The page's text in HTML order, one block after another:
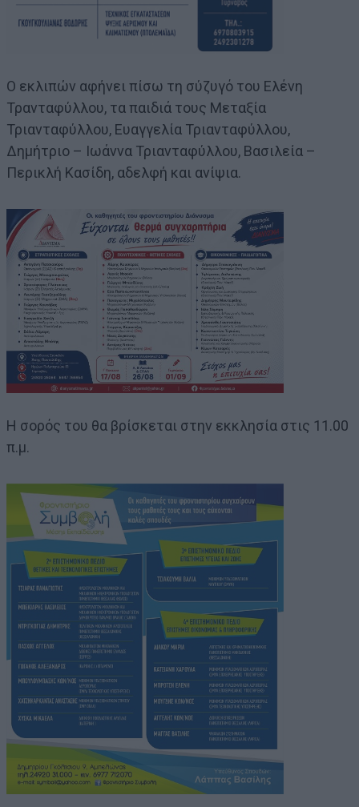
Ο εκλιπών αφήνει πίσω τη σύζυγό του Ελένη
Τρανταφύλλου, τα παιδιά τους Μεταξία
Τριανταφύλλου, Ευαγγελία Τριανταφύλλου,
Δημήτριο – Ιωάννα Τριανταφύλλου, Βασιλεία –
Περικλή Κασίδη, αδελφή και ανίψια.
Η σορός του θα βρίσκεται στην εκκλησία στις 11.00
π.μ.